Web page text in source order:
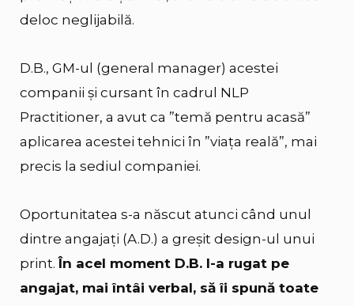
deloc neglijabilă.
D.B., GM-ul (general manager) acestei
companii și cursant în cadrul NLP
Practitioner, a avut ca ”temă pentru acasă”
aplicarea acestei tehnici în ”viața reală”, mai
precis la sediul companiei.
Oportunitatea s-a născut atunci când unul
dintre angajați (A.D.) a greșit design-ul unui
print.În acel moment D.B. l-a rugat pe
angajat, mai întâi verbal, să îi spună toate